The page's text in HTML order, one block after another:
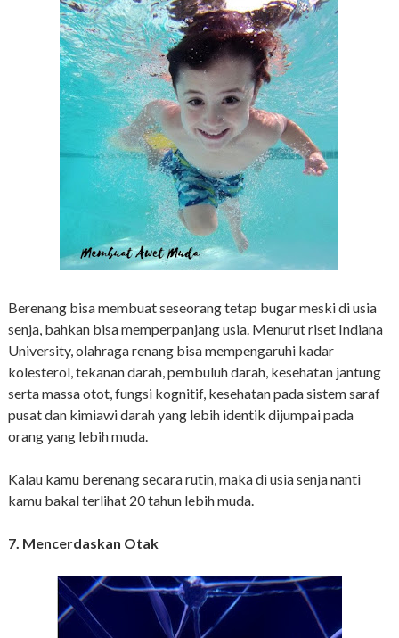
Berenang bisa membuat seseorang tetap bugar meski di usia
senja, bahkan bisa memperpanjang usia. Menurut riset Indiana
University, olahraga renang bisa mempengaruhi kadar
kolesterol, tekanan darah, pembuluh darah, kesehatan jantung
serta massa otot, fungsi kognitif, kesehatan pada sistem saraf
pusat dan kimiawi darah yang lebih identik dijumpai pada
orang yang lebih muda.
Kalau kamu berenang secara rutin, maka di usia senja nanti
kamu bakal terlihat 20 tahun lebih muda.
7. Mencerdaskan Otak